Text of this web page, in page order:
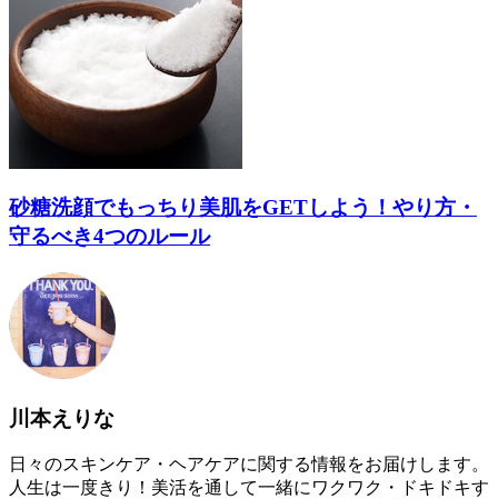
砂糖洗顔でもっちり美肌をGETしよう！やり方・
守るべき4つのルール
川本えりな
日々のスキンケア・ヘアケアに関する情報をお届けします。
人生は一度きり！美活を通して一緒にワクワク・ドキドキす